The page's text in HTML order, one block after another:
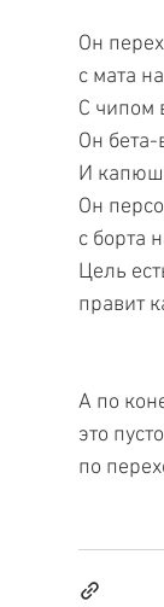
Он
с мата
С чипом
Он бета-
И
Он
с борта
Цель
правит
А по
это
по